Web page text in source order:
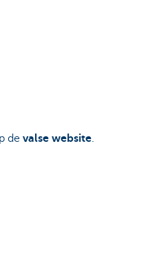
de valse website.